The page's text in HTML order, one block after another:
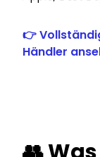
👉
Händler